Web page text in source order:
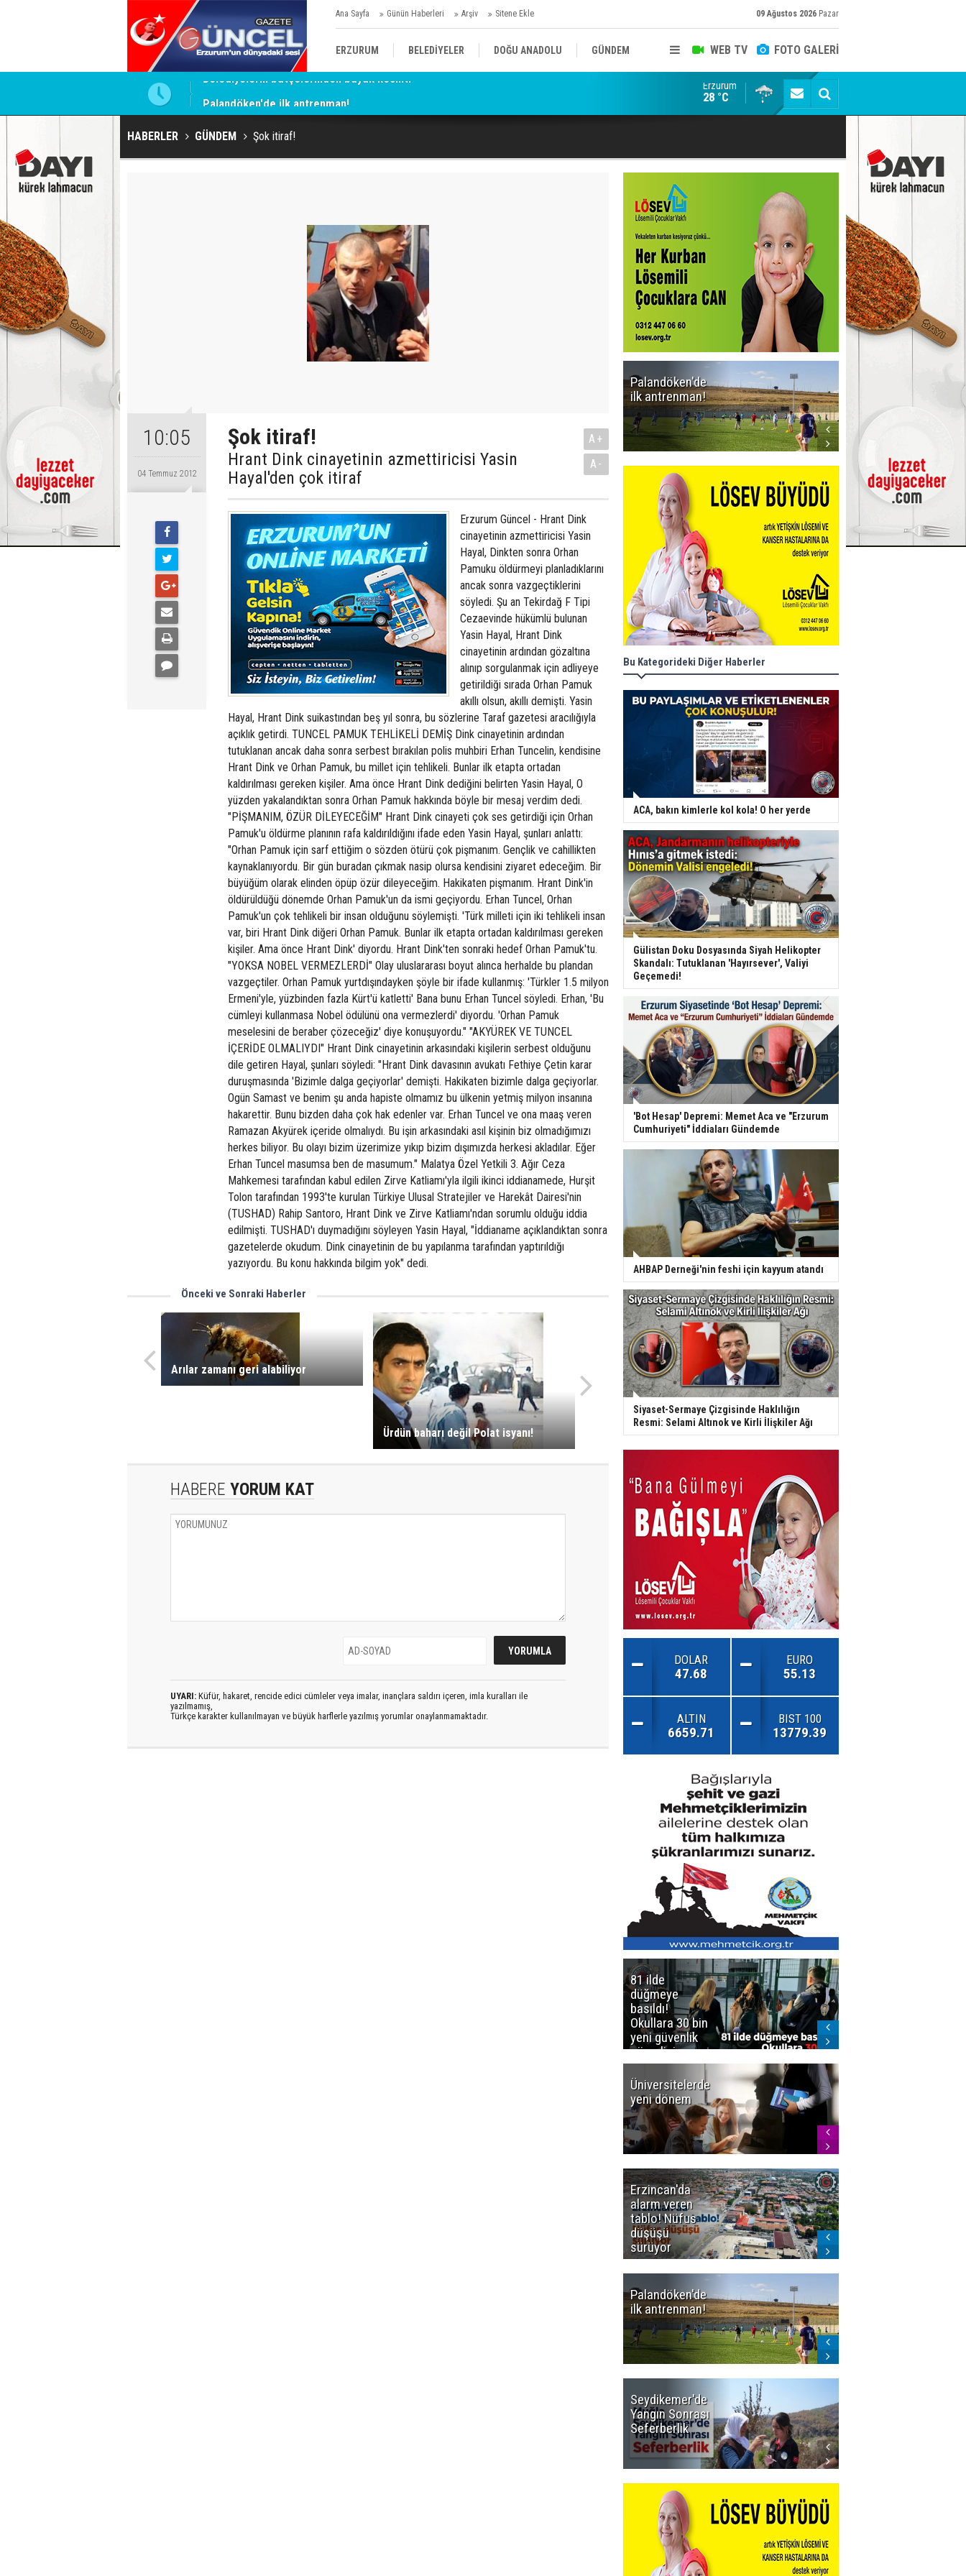
Ana Sayfa Günün Haberleri Arşiv Sitene Ekle 09 Ağustos 2026 Pazar
WEB TV FOTO GALERİ
ERZURUM BELEDİYELER DOĞU ANADOLU GÜNDEM
Kaptan Yumlu piknikte!
Erzurum
28 °C
HABERLER GÜNDEM Şok itiraf!
10:05
04 Temmuz 2012
Şok itiraf!
Hrant Dink cinayetinin azmettiricisi Yasin
Hayal'den çok itiraf
A+
A-
Erzurum Güncel - Hrant Dink
cinayetinin azmettiricisi Yasin
Hayal, Dinkten sonra Orhan
Pamuku öldürmeyi planladıklarını
ancak sonra vazgeçtiklerini
söyledi. Şu an Tekirdağ F Tipi
Cezaevinde hükümlü bulunan
Yasin Hayal, Hrant Dink
cinayetinin ardından gözaltına
alınıp sorgulanmak için adliyeye
getirildiği sırada Orhan Pamuk
akıllı olsun, akıllı demişti. Yasin
Hayal, Hrant Dink suikastından beş yıl sonra, bu sözlerine Taraf gazetesi aracılığıyla
açıklık getirdi. TUNCEL PAMUK TEHLİKELİ DEMİŞ Dink cinayetinin ardından
tutuklanan ancak daha sonra serbest bırakılan polis muhbiri Erhan Tuncelin, kendisine
Hrant Dink ve Orhan Pamuk, bu millet için tehlikeli. Bunlar ilk etapta ortadan
kaldırılması gereken kişiler. Ama önce Hrant Dink dediğini belirten Yasin Hayal, O
yüzden yakalandıktan sonra Orhan Pamuk hakkında böyle bir mesaj verdim dedi.
"PİŞMANIM, ÖZÜR DİLEYECEĞİM" Hrant Dink cinayeti çok ses getirdiği için Orhan
Pamuk'u öldürme planının rafa kaldırıldığını ifade eden Yasin Hayal, şunları anlattı:
"Orhan Pamuk için sarf ettiğim o sözden ötürü çok pişmanım. Gençlik ve cahillikten
kaynaklanıyordu. Bir gün buradan çıkmak nasip olursa kendisini ziyaret edeceğim. Bir
büyüğüm olarak elinden öpüp özür dileyeceğim. Hakikaten pişmanım. Hrant Dink'in
öldürüldüğü dönemde Orhan Pamuk'un da ismi geçiyordu. Erhan Tuncel, Orhan
Pamuk'un çok tehlikeli bir insan olduğunu söylemişti. 'Türk milleti için iki tehlikeli insan
var, biri Hrant Dink diğeri Orhan Pamuk. Bunlar ilk etapta ortadan kaldırılması gereken
kişiler. Ama önce Hrant Dink' diyordu. Hrant Dink'ten sonraki hedef Orhan Pamuk'tu.
"YOKSA NOBEL VERMEZLERDİ" Olay uluslararası boyut alınca herhalde bu plandan
vazgeçtiler. Orhan Pamuk yurtdışındayken şöyle bir ifade kullanmış: 'Türkler 1.5 milyon
Ermeni'yle, yüzbinden fazla Kürt'ü katletti' Bana bunu Erhan Tuncel söyledi. Erhan, 'Bu
cümleyi kullanmasa Nobel ödülünü ona vermezlerdi' diyordu. 'Orhan Pamuk
meselesini de beraber çözeceğiz' diye konuşuyordu." "AKYÜREK VE TUNCEL
İÇERİDE OLMALIYDI" Hrant Dink cinayetinin arkasındaki kişilerin serbest olduğunu
dile getiren Hayal, şunları söyledi: "Hrant Dink davasının avukatı Fethiye Çetin karar
duruşmasında 'Bizimle dalga geçiyorlar' demişti. Hakikaten bizimle dalga geçiyorlar.
Ogün Samast ve benim şu anda hapiste olmamız bu ülkenin yetmiş milyon insanına
hakarettir. Bunu bizden daha çok hak edenler var. Erhan Tuncel ve ona maaş veren
Ramazan Akyürek içeride olmalıydı. Bu işin arkasındaki asıl kişinin biz olmadığımızı
herkes biliyor. Bu olayı bizim üzerimize yıkıp bizim dışımızda herkesi akladılar. Eğer
Erhan Tuncel masumsa ben de masumum." Malatya Özel Yetkili 3. Ağır Ceza
Mahkemesi tarafından kabul edilen Zirve Katliamı'yla ilgili ikinci iddianamede, Hurşit
Tolon tarafından 1993'te kurulan Türkiye Ulusal Stratejiler ve Harekât Dairesi'nin
(TUSHAD) Rahip Santoro, Hrant Dink ve Zirve Katliamı'ndan sorumlu olduğu iddia
edilmişti. TUSHAD'ı duymadığını söyleyen Yasin Hayal, "İddianame açıklandıktan sonra
gazetelerde okudum. Dink cinayetinin de bu yapılanma tarafından yaptırıldığı
yazıyordu. Bu konu hakkında bilgim yok" dedi.
Önceki ve Sonraki Haberler
Arılar zamanı geri alabiliyor
Ürdün baharı değil Polat isyanı!
HABERE YORUM KAT
UYARI: Küfür, hakaret, rencide edici cümleler veya imalar, inançlara saldırı içeren, imla kuralları ile
yazılmamış,
Türkçe karakter kullanılmayan ve büyük harflerle yazılmış yorumlar onaylanmamaktadır.
Palandöken'de
ilk antrenman!
Bu Kategorideki Diğer Haberler
ACA, bakın kimlerle kol kola! O her yerde
Gülistan Doku Dosyasında Siyah Helikopter
Skandalı: Tutuklanan 'Hayırsever', Valiyi
Geçemedi!
'Bot Hesap' Depremi: Memet Aca ve "Erzurum
Cumhuriyeti" İddiaları Gündemde
AHBAP Derneği'nin feshi için kayyum atandı
Siyaset-Sermaye Çizgisinde Haklılığın
Resmi: Selami Altınok ve Kirli İlişkiler Ağı
DOLAR
47.68
EURO
55.13
ALTIN
6659.71
BIST 100
13779.39
81 ilde
düğmeye
basıldı!
Okullara 30 bin
yeni güvenlik
görevlisi
Üniversitelerde
yeni dönem
Erzincan'da
alarm veren
tablo! Nüfus
düşüşü
sürüyor
Palandöken'de
ilk antrenman!
Seydikemer'de
Yangın Sonrası
Seferberlik